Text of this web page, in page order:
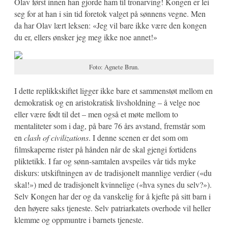
seg for at han i sin tid foretok valget på sønnens vegne. Men
da har Olav lært leksen: «Jeg vil bare ikke være den kongen
du er, ellers ønsker jeg meg ikke noe annet!»
Foto: Agnete Brun.
I dette replikkskiftet ligger ikke bare et sammenstøt mellom en
demokratisk og en aristokratisk livsholdning – å velge noe
eller være født til det – men også et møte mellom to
mentaliteter som i dag, på bare 76 års avstand, fremstår som
enclash of civilizations. I denne scenen er det som om
filmskaperne rister på hånden når de skal gjengi fortidens
pliktetikk. I far og sønn-samtalen avspeiles vår tids myke
diskurs: utskiftningen av de tradisjonelt mannlige verdier («du
skal!») med de tradisjonelt kvinnelige («hva synes du selv?»).
Selv Kongen har der og da vanskelig for å kjefte på sitt barn i
den høyere saks tjeneste. Selv patriarkatets overhode vil heller
klemme og oppmuntre i barnets tjeneste.